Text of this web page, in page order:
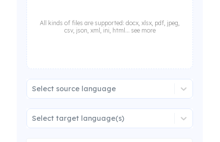
All kinds of files are supported: docx, xlsx, pdf, jpeg,
csv, json, xml, ini, html... see more
Select source language
Select target language(s)